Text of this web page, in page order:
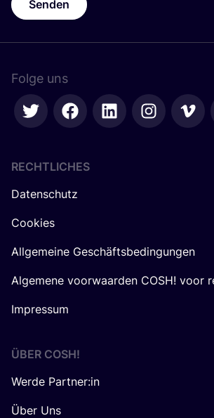
Senden
Folge uns
RECHTLICHES
Datenschutz
Cookies
Allgemeine Geschäftsbedingungen
Algemene voorwaarden COSH! voor
Impressum
ÜBER COSH!
Werde Partner:in
Über Uns